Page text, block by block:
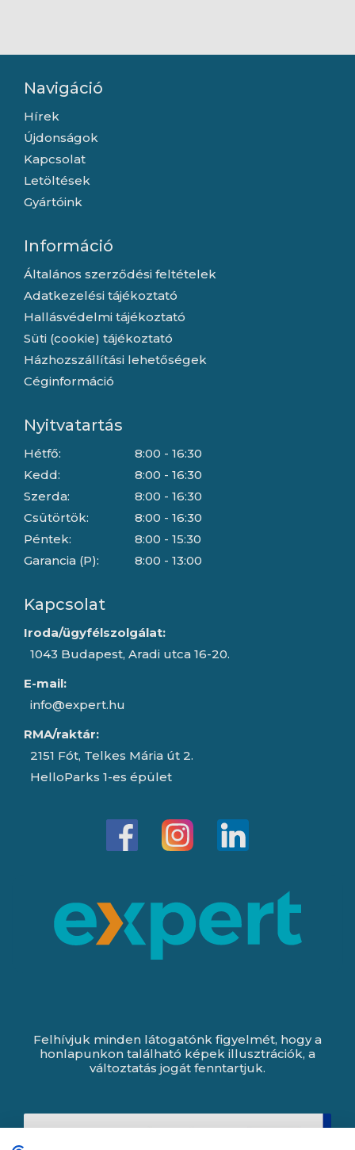
Navigáció
Hírek
Újdonságok
Kapcsolat
Letöltések
Gyártóink
Információ
Általános szerződési feltételek
Adatkezelési tájékoztató
Hallásvédelmi tájékoztató
Süti (cookie) tájékoztató
Házhozszállítási lehetőségek
Céginformáció
Nyitvatartás
Hétfő:
Kedd:
Szerda:
Csütörtök:
Péntek:
Garancia (P):
8:00 - 16:30
8:00 - 16:30
8:00 - 16:30
8:00 - 16:30
8:00 - 15:30
8:00 - 13:00
Kapcsolat
Iroda/ügyfélszolgálat:
1043 Budapest, Aradi utca 16-20.
E-mail:
info@expert.hu
RMA/raktár:
2151 Fót, Telkes Mária út 2.
HelloParks 1-es épület
Felhívjuk minden látogatónk figyelmét, hogy a
honlapunkon található képek illusztrációk, a
változtatás jogát fenntartjuk.